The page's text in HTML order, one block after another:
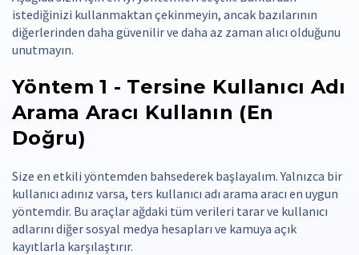
istediğinizi kullanmaktan çekinmeyin, ancak bazılarının
diğerlerinden daha güvenilir ve daha az zaman alıcı olduğunu
unutmayın.
Yöntem 1 - Tersine Kullanıcı Adı
Arama Aracı Kullanın (En
Doğru)
Size en etkili yöntemden bahsederek başlayalım. Yalnızca bir
kullanıcı adınız varsa, ters kullanıcı adı arama aracı en uygun
yöntemdir. Bu araçlar ağdaki tüm verileri tarar ve kullanıcı
adlarını diğer sosyal medya hesapları ve kamuya açık
kayıtlarla karşılaştırır.